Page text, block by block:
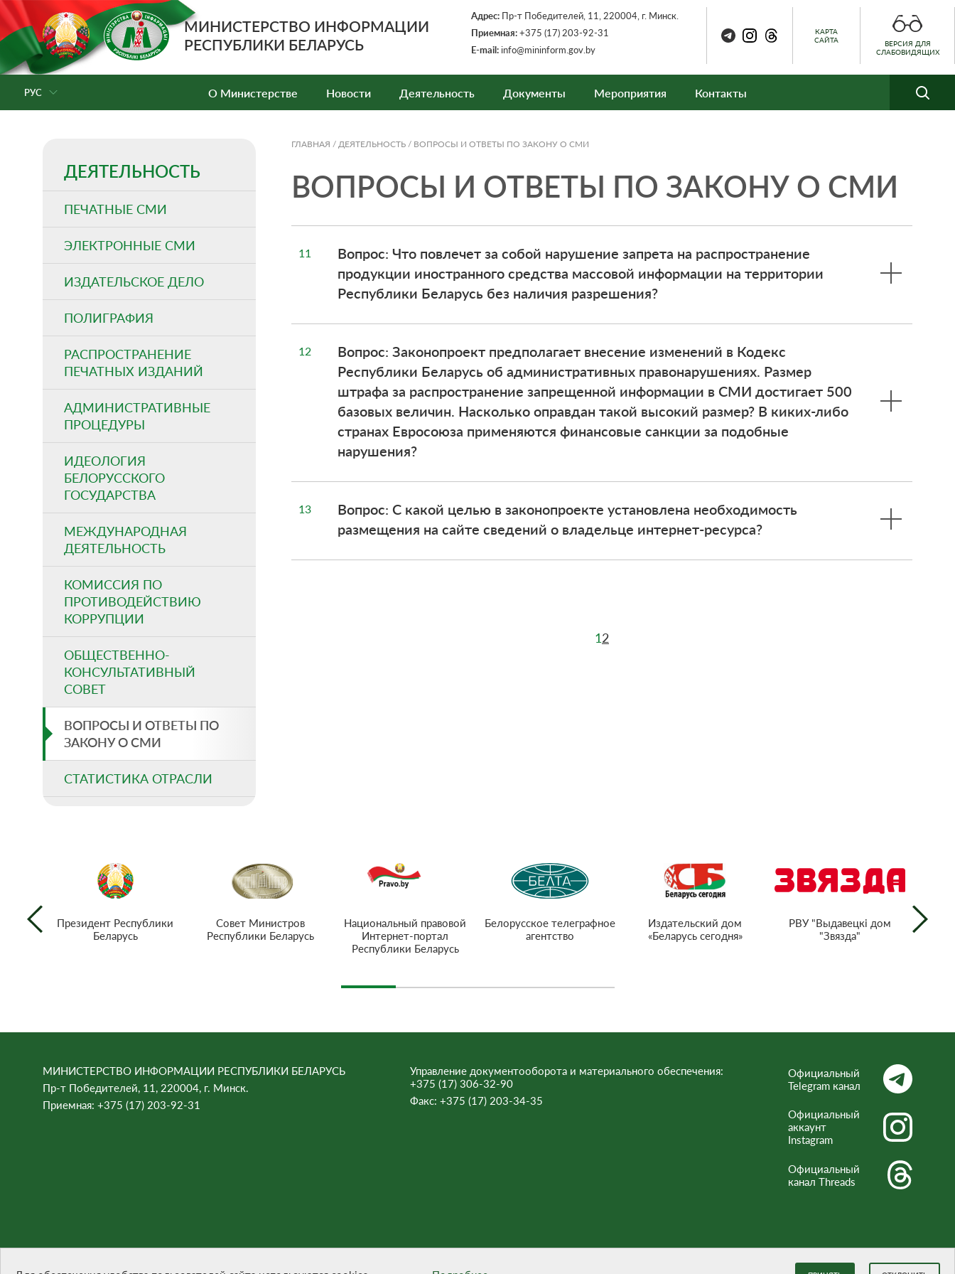
МИНИСТЕРСТВО ИНФОРМАЦИИ
РЕСПУБЛИКИ БЕЛАРУСЬ
Адрес: Пр-т Победителей, 11, 220004, г. Минск.
Приемная:+375 (17) 203-92-31
E-mail:info@mininform.gov.by
КАРТА
САЙТА
ВЕРСИЯ ДЛЯ
СЛАБОВИДЯЩИХ
РУС О Министерстве Новости Деятельность Документы Мероприятия Контакты
ДЕЯТЕЛЬНОСТЬ
ПЕЧАТНЫЕ СМИ
ЭЛЕКТРОННЫЕ СМИ
ИЗДАТЕЛЬСКОЕ ДЕЛО
ПОЛИГРАФИЯ
РАСПРОСТРАНЕНИЕ
ПЕЧАТНЫХ ИЗДАНИЙ
АДМИНИСТРАТИВНЫЕ
ПРОЦЕДУРЫ
ИДЕОЛОГИЯ
БЕЛОРУССКОГО
ГОСУДАРСТВА
МЕЖДУНАРОДНАЯ
ДЕЯТЕЛЬНОСТЬ
КОМИССИЯ ПО
ПРОТИВОДЕЙСТВИЮ
КОРРУПЦИИ
ОБЩЕСТВЕННО-
КОНСУЛЬТАТИВНЫЙ
СОВЕТ
ВОПРОСЫ И ОТВЕТЫ ПО
ЗАКОНУ О СМИ
СТАТИСТИКА ОТРАСЛИ
ГЛАВНАЯ / ДЕЯТЕЛЬНОСТЬ / ВОПРОСЫ И ОТВЕТЫ ПО ЗАКОНУ О СМИ
ВОПРОСЫ И ОТВЕТЫ ПО ЗАКОНУ О СМИ
11
Вопрос: Что повлечет за собой нарушение запрета на распространение
продукции иностранного средства массовой информации на территории
Республики Беларусь без наличия разрешения?
12
Вопрос: Законопроект предполагает внесение изменений в Кодекс
Республики Беларусь об административных правонарушениях. Размер
штрафа за распространение запрещенной информации в СМИ достигает 500
базовых величин. Насколько оправдан такой высокий размер? В киких-либо
странах Евросоюза применяются финансовые санкции за подобные
нарушения?
13
Вопрос: С какой целью в законопроекте установлена необходимость
размещения на сайте сведений о владельце интернет-ресурса?
12
Президент Республики
Беларусь
Совет Министров
Республики Беларусь
Национальный правовой
Интернет-портал
Республики Беларусь
Белорусское телеграфное
агентство
Издательский дом
«Беларусь сегодня»
РВУ "Выдавецкі дом
"Звязда"
МИНИСТЕРСТВО ИНФОРМАЦИИ РЕСПУБЛИКИ БЕЛАРУСЬ
Пр-т Победителей, 11, 220004, г. Минск.
Приемная: +375 (17) 203-92-31
Управление документооборота и материального обеспечения:
+375 (17) 306-32-90
Факс: +375 (17) 203-34-35
Официальный
Telegram канал
Официальный
аккаунт
Instagram
Официальный
канал Threads
При цитировании материалов ссылка на сайт обязательна.